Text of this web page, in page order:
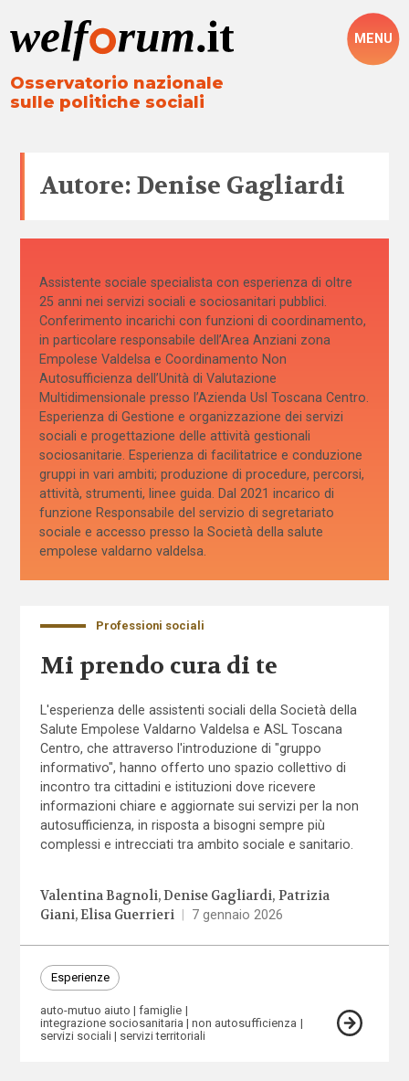
Osservatorio nazionale
sulle politiche sociali
MENU
Autore: Denise Gagliardi
Assistente sociale specialista con esperienza di oltre
25 anni nei servizi sociali e sociosanitari pubblici.
Conferimento incarichi con funzioni di coordinamento,
in particolare responsabile dell’Area Anziani zona
Empolese Valdelsa e Coordinamento Non
Autosufficienza dell’Unità di Valutazione
Multidimensionale presso l’Azienda Usl Toscana Centro.
Esperienza di Gestione e organizzazione dei servizi
sociali e progettazione delle attività gestionali
sociosanitarie. Esperienza di facilitatrice e conduzione
gruppi in vari ambiti; produzione di procedure, percorsi,
attività, strumenti, linee guida. Dal 2021 incarico di
funzione Responsabile del servizio di segretariato
sociale e accesso presso la Società della salute
empolese valdarno valdelsa.
Professioni sociali
Mi prendo cura di te
L'esperienza delle assistenti sociali della Società della
Salute Empolese Valdarno Valdelsa e ASL Toscana
Centro, che attraverso l'introduzione di "gruppo
informativo", hanno offerto uno spazio collettivo di
incontro tra cittadini e istituzioni dove ricevere
informazioni chiare e aggiornate sui servizi per la non
autosufficienza, in risposta a bisogni sempre più
complessi e intrecciati tra ambito sociale e sanitario.
Valentina Bagnoli Denise Gagliardi Patrizia
Giani Elisa Guerrieri 7 gennaio 2026
Esperienze
auto-mutuo aiuto
famiglie
integrazione sociosanitaria
non autosufficienza
servizi sociali
servizi territoriali